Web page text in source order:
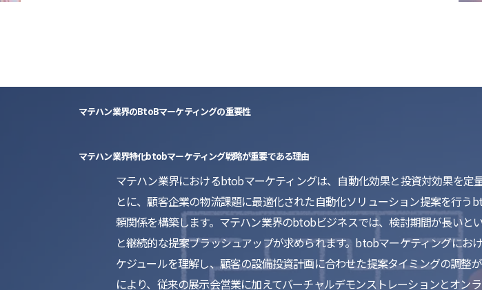
マテハン業界のBtoBマーケティングの重要性
マテハン業界特化btobマーケティング戦略が重要である理由
マテハン業界におけるbtobマーケティングは、自動化効果と投資対効果を
とに、顧客企業の物流課題に最適化された自動化ソリューション提案を行
頼関係を構築します。マテハン業界のbtobビジネスでは、検討期間が長い
と継続的な提案ブラッシュアップが求められます。btobマーケティングに
ケジュールを理解し、顧客の設備投資計画に合わせた提案タイミングの調
により、従来の展示会営業に加えてバーチャルデモンストレーションとオ